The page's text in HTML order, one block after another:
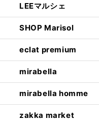
LEEマルシェ
SHOP Marisol
eclat premium
mirabella
mirabella homme
zakka market